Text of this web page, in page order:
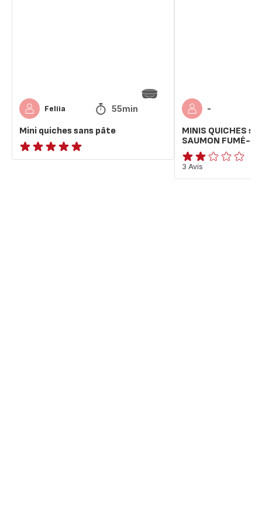
Feliia 55min
Mini quiches sans pâte
ratings.NaN
-
MINIS QUICHES
SAUMON FUMÉ-
Avis
2
3 Avis